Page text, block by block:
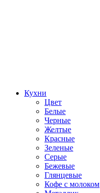
Кухни
Цвет
Белые
Черные
Желтые
Красные
Зеленые
Серые
Бежевые
Глянцевые
Кофе с молоком